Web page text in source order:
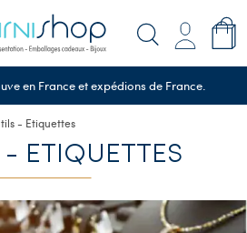
en France et expédions de France.
- Etiquettes
ETIQUETTES